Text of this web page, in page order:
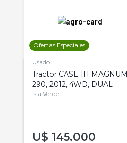
Ofertas Especiales
Usado
Tractor CASE IH MAGNUM
290, 2012, 4WD, DUAL
Isla Verde
U$ 145.000